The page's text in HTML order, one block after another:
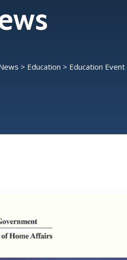
> Education > Education Event